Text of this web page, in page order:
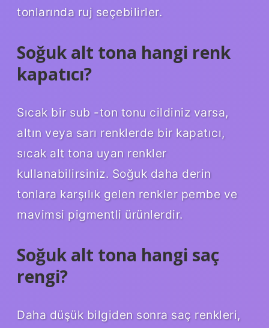
tonlarında ruj seçebilirler.
Soğuk alt tona hangi renk
kapatıcı?
Sıcak bir sub -ton tonu cildiniz varsa,
altın veya sarı renklerde bir kapatıcı,
sıcak alt tona uyan renkler
kullanabilirsiniz. Soğuk daha derin
tonlara karşılık gelen renkler pembe ve
mavimsi pigmentli ürünlerdir.
Soğuk alt tona hangi saç
rengi?
Daha düşük bilgiden sonra saç renkleri,